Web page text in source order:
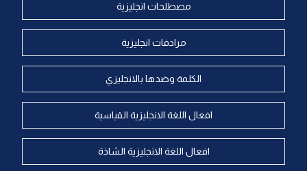
مصطلحات انجليزية
مرادفات انجليزية
الكلمة وضدها بالانجليزي
افعال اللغة الانجليزية القياسية
افعال اللغة الانجليزية الشاذة